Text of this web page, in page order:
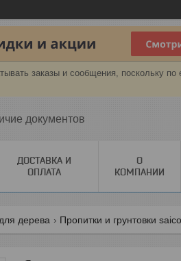
заказы и сообщения, поскольку
документов
ДОСТАВКА И
ОПЛАТА
О
КОМПАНИИ
дерева Пропитки и грунтовки